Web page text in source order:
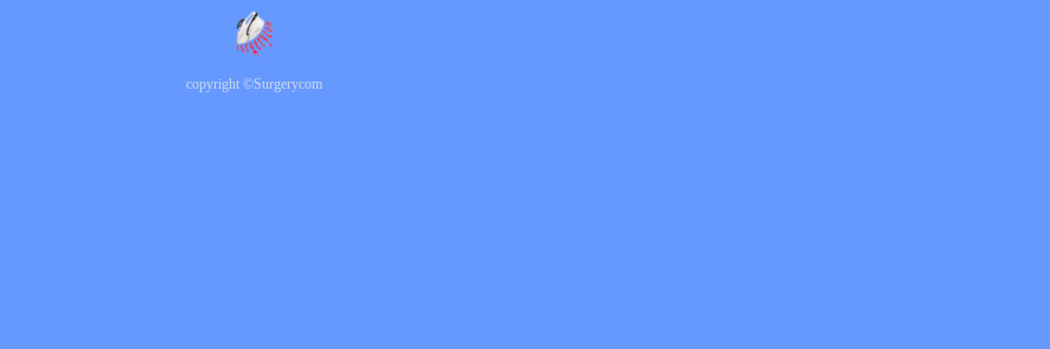
copyright ©Surgerycom